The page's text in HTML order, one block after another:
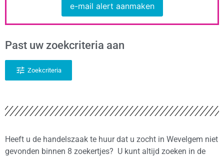
e-mail alert aanmaken
Past uw zoekcriteria aan
Zoekcriteria
Heeft u de handelszaak te huur dat u zocht in Wevelgem niet
gevonden binnen 8 zoekertjes? U kunt altijd zoeken in de